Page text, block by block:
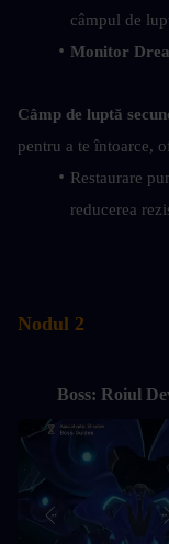
câmpul de
Monitor
Câmp de luptă
pentru a te întoarce,
Restaurare
reducerea
Nodul 2
Boss: Roiul